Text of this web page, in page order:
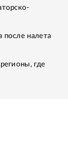
после налета
где